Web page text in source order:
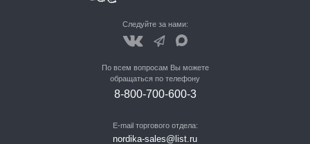
Следуйте за нами:
По всем вопросам Вы можете
обращаться по телефону
8-800-700-600-3
E-mail торгового отдела:
nordika-sales@list.ru